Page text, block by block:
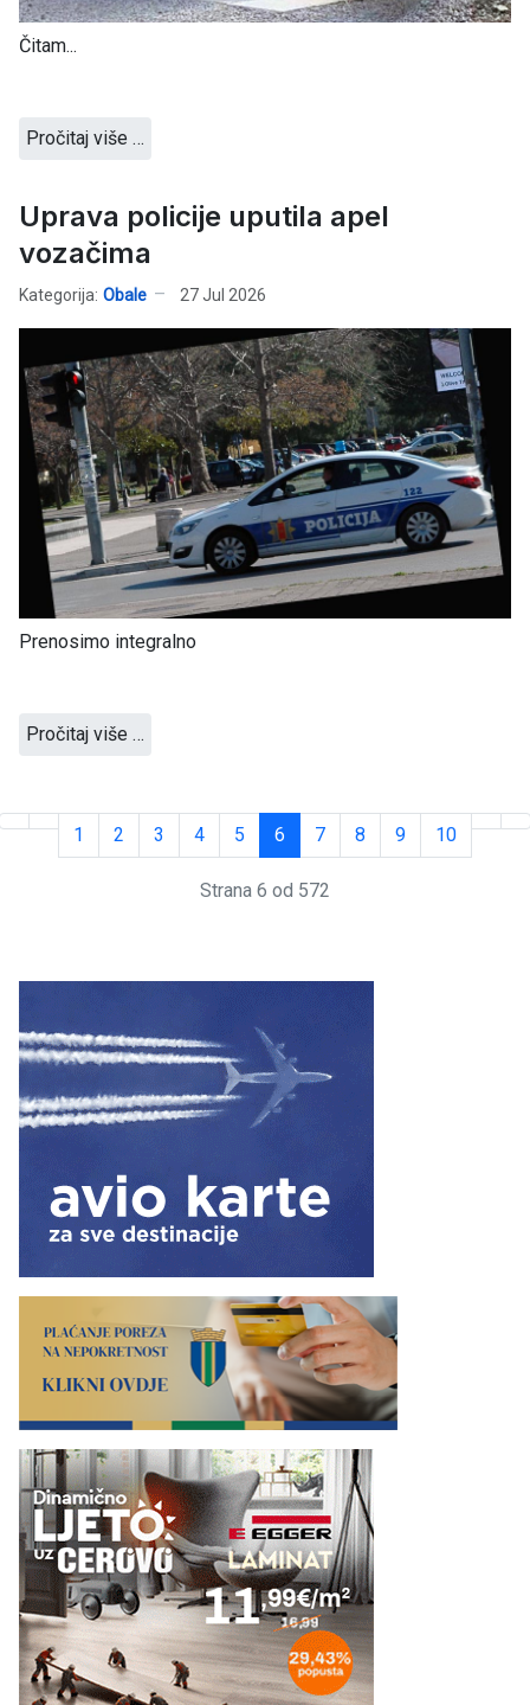
Čitam...
Pročitaj više …
Uprava policije uputila apel
vozačima
Kategorija: Obale 27 Jul 2026
Prenosimo integralno
Pročitaj više …
1 2 3 4 5 6 7 8 9 10
Strana 6 od 572